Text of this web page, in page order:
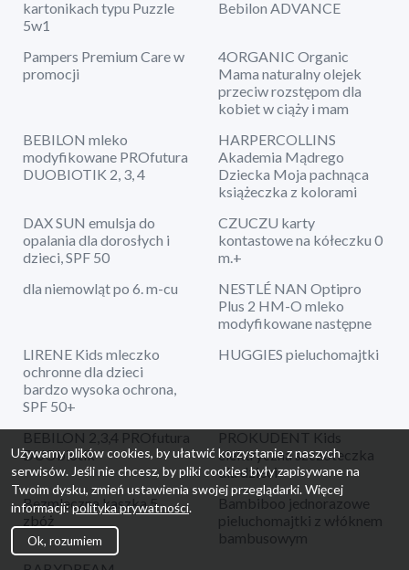
kartonikach typu Puzzle
5w1
Bebilon ADVANCE
Pampers Premium Care w
promocji
4ORGANIC Organic
Mama naturalny olejek
przeciw rozstępom dla
kobiet w ciąży i mam
BEBILON mleko
modyfikowane PROfutura
DUOBIOTIK 2, 3, 4
HARPERCOLLINS
Akademia Mądrego
Dziecka Moja pachnąca
książeczka z kolorami
DAX SUN emulsja do
opalania dla dorosłych i
dzieci, SPF 50
CZUCZU karty
kontastowe na kółeczku 0
m.+
dla niemowląt po 6. m-cu
NESTLÉ NAN Optipro
Plus 2 HM-O mleko
modyfikowane następne
LIRENE Kids mleczko
ochronne dla dzieci
bardzo wysoka ochrona,
SPF 50+
HUGGIES pieluchomajtki
BEBILON 2,3,4 PROfutura
DUObiotik
PROKUDENT Kids
elektryczna szczoteczka
dla dzieci
Bezmleczna kaszka 5
zbóż
Bambiboo jednorazowe
pieluchomajtki z włóknem
bambusowym
Używamy plików cookies, by ułatwić korzystanie z naszych
serwisów. Jeśli nie chcesz, by pliki cookies były zapisywane na
Twoim dysku, zmień ustawienia swojej przeglądarki. Więcej
informacji:polityka prywatności.
Ok, rozumiem